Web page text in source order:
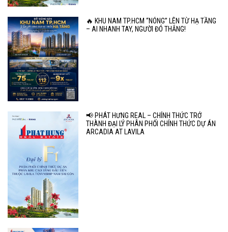
🔥 KHU NAM TP.HCM “NÓNG” LÊN TỪ HẠ TẦNG
– AI NHANH TAY, NGƯỜI ĐÓ THẮNG!
📢 PHÁT HƯNG REAL – CHÍNH THỨC TRỞ
THÀNH ĐẠI LÝ PHÂN PHỐI CHÍNH THỨC DỰ ÁN
ARCADIA AT LAVILA